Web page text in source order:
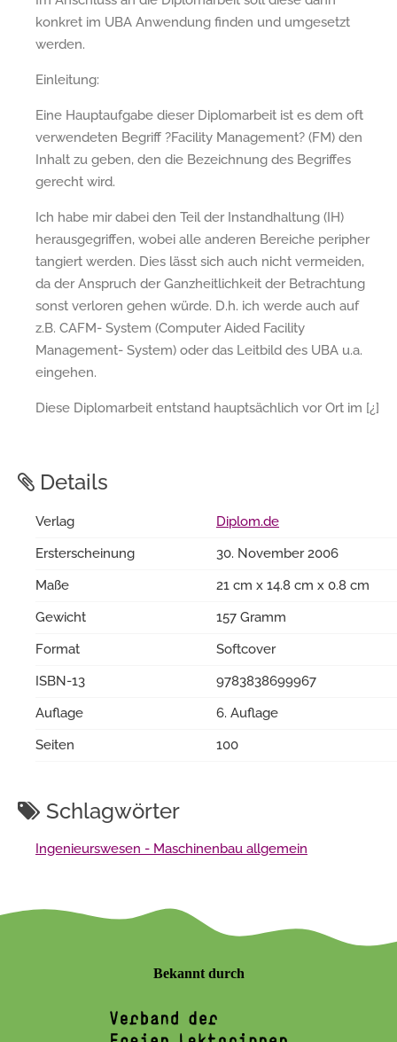
konkret im UBA Anwendung finden und umgesetzt
werden.
Einleitung:
Eine Hauptaufgabe dieser Diplomarbeit ist es dem oft
verwendeten Begriff ?Facility Management? (FM) den
Inhalt zu geben, den die Bezeichnung des Begriffes
gerecht wird.
Ich habe mir dabei den Teil der Instandhaltung (IH)
herausgegriffen, wobei alle anderen Bereiche peripher
tangiert werden. Dies lässt sich auch nicht vermeiden,
da der Anspruch der Ganzheitlichkeit der Betrachtung
sonst verloren gehen würde. D.h. ich werde auch auf
z.B. CAFM- System (Computer Aided Facility
Management- System) oder das Leitbild des UBA u.a.
eingehen.
Diese Diplomarbeit entstand hauptsächlich vor Ort im [¿]
Details
Verlag
Diplom.de
Ersterscheinung
30. November 2006
Maße
21 cm x 14.8 cm x 0.8 cm
Gewicht
157 Gramm
Format
Softcover
ISBN-13
9783838699967
Auflage
6. Auflage
Seiten
100
Schlagwörter
Ingenieurswesen - Maschinenbau allgemein
Bekannt durch